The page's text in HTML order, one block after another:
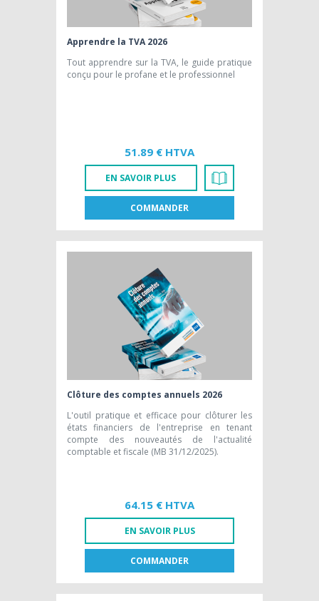
Apprendre la TVA 2026
Tout apprendre sur la TVA, le guide pratique
conçu pour le profane et le professionnel
51.89 € HTVA
EN SAVOIR PLUS
COMMANDER
NL
Clôture des comptes annuels 2026
L'outil pratique et efficace pour clôturer les
états financiers de l'entreprise en tenant
compte des nouveautés de l'actualité
comptable et fiscale (MB 31/12/2025).
64.15 € HTVA
EN SAVOIR PLUS
COMMANDER
NL